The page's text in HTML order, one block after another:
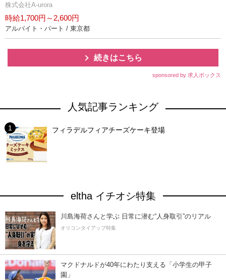
株式会社A-urora
時給1,700円～2,600円
アルバイト・パート / 東京都
続きはこちら
sponsored by 求人ボックス
人気記事ランキング
フィラデルフィアチーズケーキ登場
eltha イチオシ特集
川島海荷さんと学ぶ 日常に潜む“人身取引”のリアル
オリコンタイアップ特集
マクドナルドが40年にわたり支える「小学生の甲子
園」